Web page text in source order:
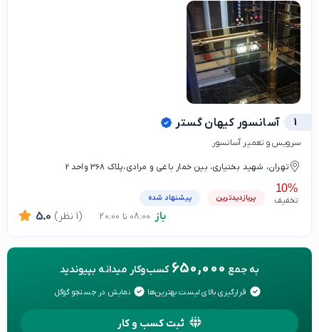
1 آسانسور کیهان گستر
سرویس و تعمیر آسانسور
تهران، شهید بختیاری، بین خمار باغی و مرادی،پلاک 368 واحد 2
10%
تخفیف پربازدیدترین پیشنهاد شده
باز 5.0 (1 نظر)
به جمع 650,000 کسب‌وکار میدانه بپیوندید
قرارگیری بالای لیست بهترین‌ها نمایش در جستجو گوگل
ثبت کسب و کار